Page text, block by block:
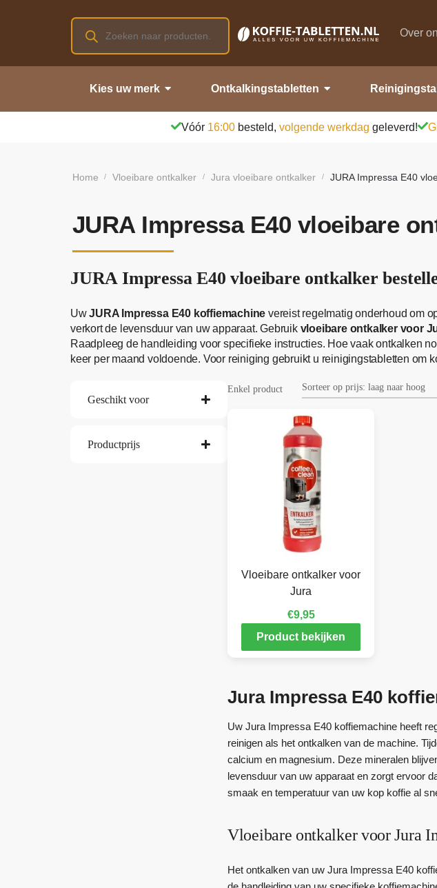
Over
Kies uw merk Ontkalkingstabletten
Vóór 16:00 besteld, volgende werkdag geleverd!
Home / Vloeibare ontkalker / Jura vloeibare ontkalker / JURA Impressa E40
JURA Impressa E40 vloeibare
JURA Impressa E40 vloeibare ontkalker
UwJURA Impressa E40 koffiemachine vereist regelmatig onderhoud om
verkort de levensduur van uw apparaat. Gebruik vloeibare ontkalker voor
Raadpleeg de handleiding voor specifieke instructies. Hoe vaak ontkalken
keer per maand voldoende. Voor reiniging gebruikt u reinigingstabletten om
Geschikt voor
Productprijs
Enkel product
Vloeibare ontkalker voor
Jura
€9,95
Product bekijken
Jura Impressa E40
Uw Jura Impressa E40 koffiemachine heeft
reinigen als het ontkalken van de machine.
calcium en magnesium. Deze mineralen
levensduur van uw apparaat en zorgt ervoor
smaak en temperatuur van uw kop koffie al
Vloeibare ontkalker voor Jura
Het ontkalken van uw Jura Impressa E40